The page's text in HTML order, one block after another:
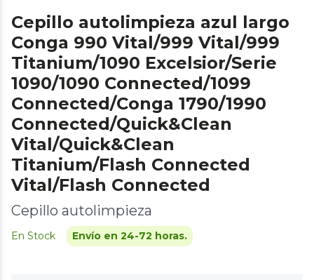
Cepillo autolimpieza azul largo
Conga 990 Vital/999 Vital/999
Titanium/1090 Excelsior/Serie
1090/1090 Connected/1099
Connected/Conga 1790/1990
Connected/Quick&Clean
Vital/Quick&Clean
Titanium/Flash Connected
Vital/Flash Connected
Cepillo autolimpieza
En Stock Envío en 24-72 horas.